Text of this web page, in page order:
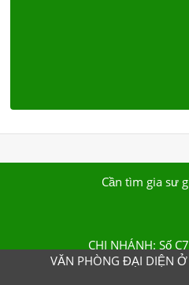
Cần tìm gia sư
CHI NHÁNH: Số
VĂN PHÒNG ĐẠI DIỆN